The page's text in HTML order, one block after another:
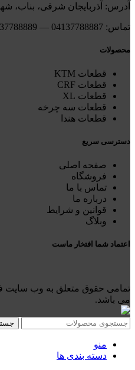
آدرس: آذربایجان شرقی، بناب،
تماس: 04137788887 — 04137788889
محصولات
قطعات KTM
قطعات CRF
قطعات XL
قطعات سه چرخه
قطعات هندا
دسترسی سریع
صفحه اصلی
فروشگاه
تماس با ما
درباره ما
قوانین و شرایط
وبلاگ
اعتماد شما افتخار ماست
تمامی حقوق متعلق به وب سایت
می باشد.
منو
دسته بندی ها